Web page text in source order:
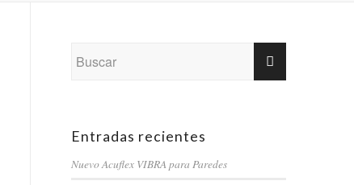
Entradas recientes
Nuevo Acuflex VIBRA para Paredes